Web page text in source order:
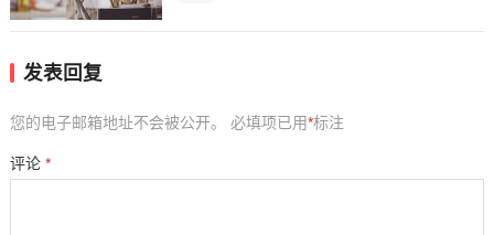
发表回复
您的电子邮箱地址不会被公开。 必填项已用*标注
评论 *